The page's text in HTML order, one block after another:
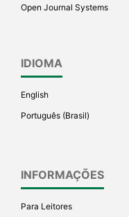
Open Journal Systems
IDIOMA
English
Português (Brasil)
INFORMAÇÕES
Para Leitores